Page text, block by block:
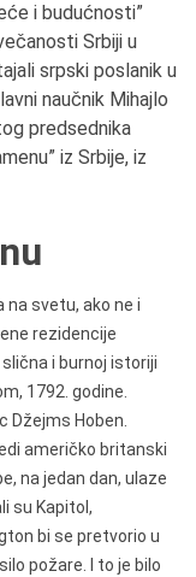
i budućnosti”
Srbiji u
srpski poslanik u
naučnik Mihajlo
predsednika
iz Srbije, iz
na svetu, ako ne i
rezidencije
i burnoj istoriji
1792. godine.
Džejms Hoben.
američko britanski
na jedan dan, ulaze
su Kapitol,
bi se pretvorio u
požare. I to je bilo